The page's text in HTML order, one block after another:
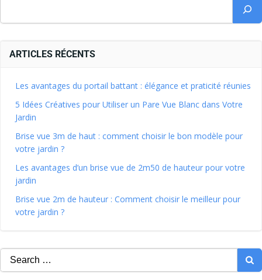
ARTICLES RÉCENTS
Les avantages du portail battant : élégance et praticité réunies
5 Idées Créatives pour Utiliser un Pare Vue Blanc dans Votre
Jardin
Brise vue 3m de haut : comment choisir le bon modèle pour
votre jardin ?
Les avantages d’un brise vue de 2m50 de hauteur pour votre
jardin
Brise vue 2m de hauteur : Comment choisir le meilleur pour
votre jardin ?